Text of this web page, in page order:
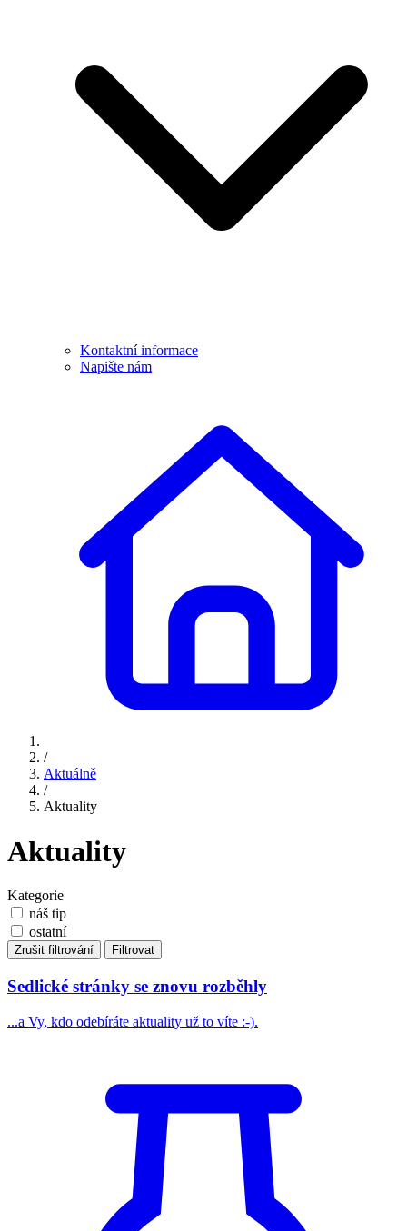
Kontaktní informace
Napište nám
/
Aktuálně
/
Aktuality
Aktuality
Kategorie
náš tip
ostatní
Zrušit filtrování Filtrovat
Sedlické stránky se znovu rozběhly
...a Vy, kdo odebíráte aktuality už to víte :-).